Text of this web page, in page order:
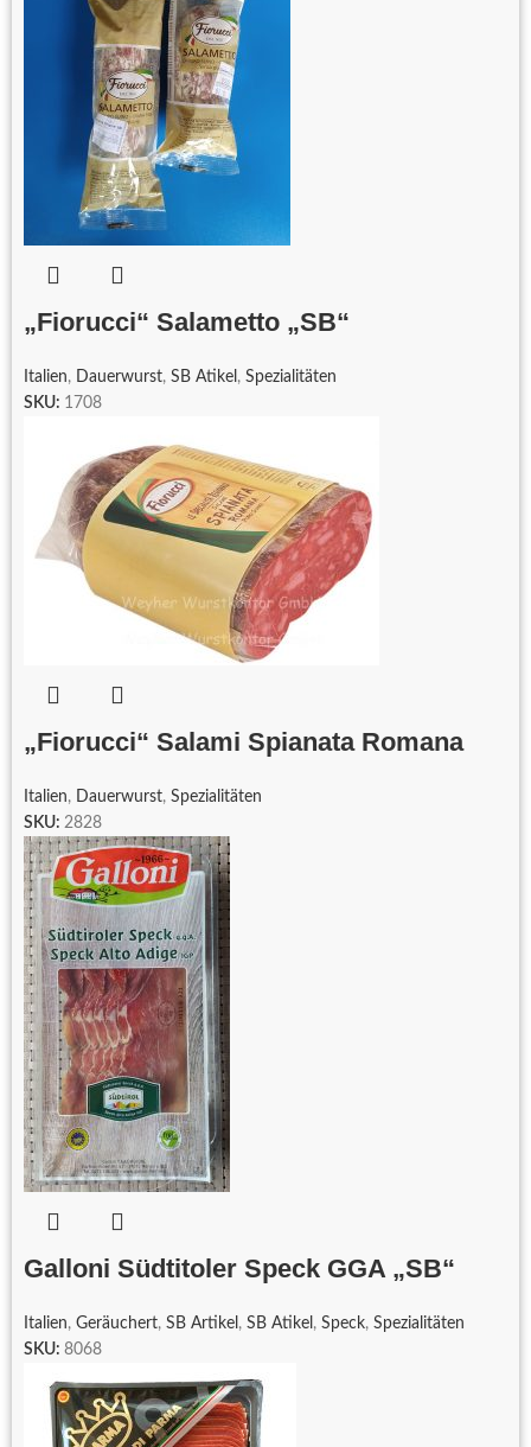
„Fiorucci“ Salametto „SB“
Italien, Dauerwurst, SB Atikel , Spezialitäten
SKU: 1708
„Fiorucci“ Salami Spianata Romana
Italien, Dauerwurst, Spezialitäten
SKU: 2828
Galloni Südtitoler Speck GGA „SB“
Italien, Geräuchert, SB Artikel , SB Atikel , Speck, Spezialitäten
SKU: 8068